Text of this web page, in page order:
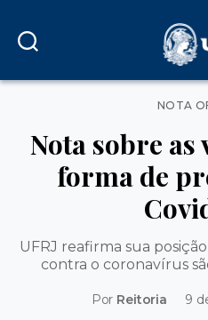
NOTA
Nota sobre as
forma de
UFRJ reafirma sua
contra o coronavírus
Por Reitoria 9